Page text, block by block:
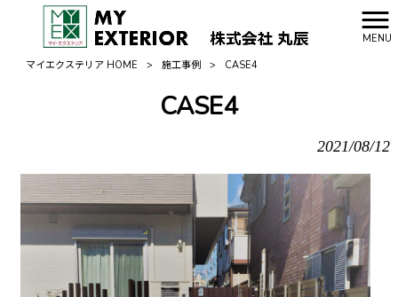
MENU
マイエクステリア HOME
> 施工事例 > CASE4
CASE4
2021/08/12